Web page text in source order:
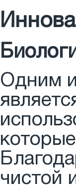
Одним
чистой